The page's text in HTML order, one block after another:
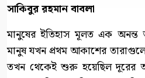
সাকিবুর রহমান বাবলা
মানুষের ইতিহাস মূলত এক অনন্ত
মানুষ যখন প্রথম আকাশের
তখন থেকেই শুরু হয়েছিল দূরের